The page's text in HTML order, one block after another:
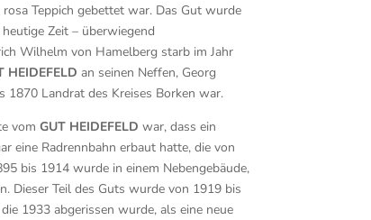
Teppich gebettet war. Das Gut wurde
Zeit – überwiegend
Wilhelm von Hamelberg starb im Jahr
HEIDEFELD an seinen Neffen, Georg
1870 Landrat des Kreises Borken war.
vom GUT HEIDEFELD war, dass ein
eine Radrennbahn erbaut hatte, die von
bis 1914 wurde in einem Nebengebäude,
Dieser Teil des Guts wurde von 1919 bis
1933 abgerissen wurde, als eine neue